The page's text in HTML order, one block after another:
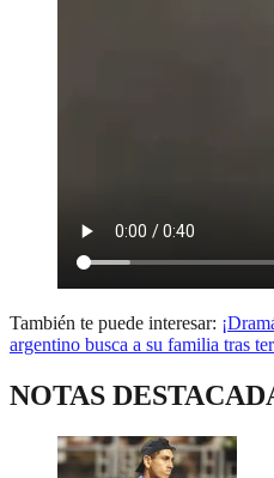
También te puede interesar:
argentino busca a su familia tras
NOTAS